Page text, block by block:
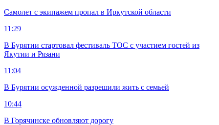
Самолет с экипажем пропал в Иркутской области
11:29
В Бурятии стартовал фестиваль ТОС с участием гостей из
Якутии и Рязани
11:04
В Бурятии осужденной разрешили жить с семьей
10:44
В Горячинске обновляют дорогу